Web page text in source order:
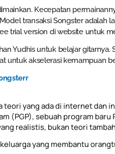
Kecepatan
transaksi Songster adalah
trial version di website untuk
Yudhis untuk belajar
untuk akselerasi kemampuan
teori yang ada di internet dan
(PGP), sebuah program
realistis, bukan teori
yang membantu